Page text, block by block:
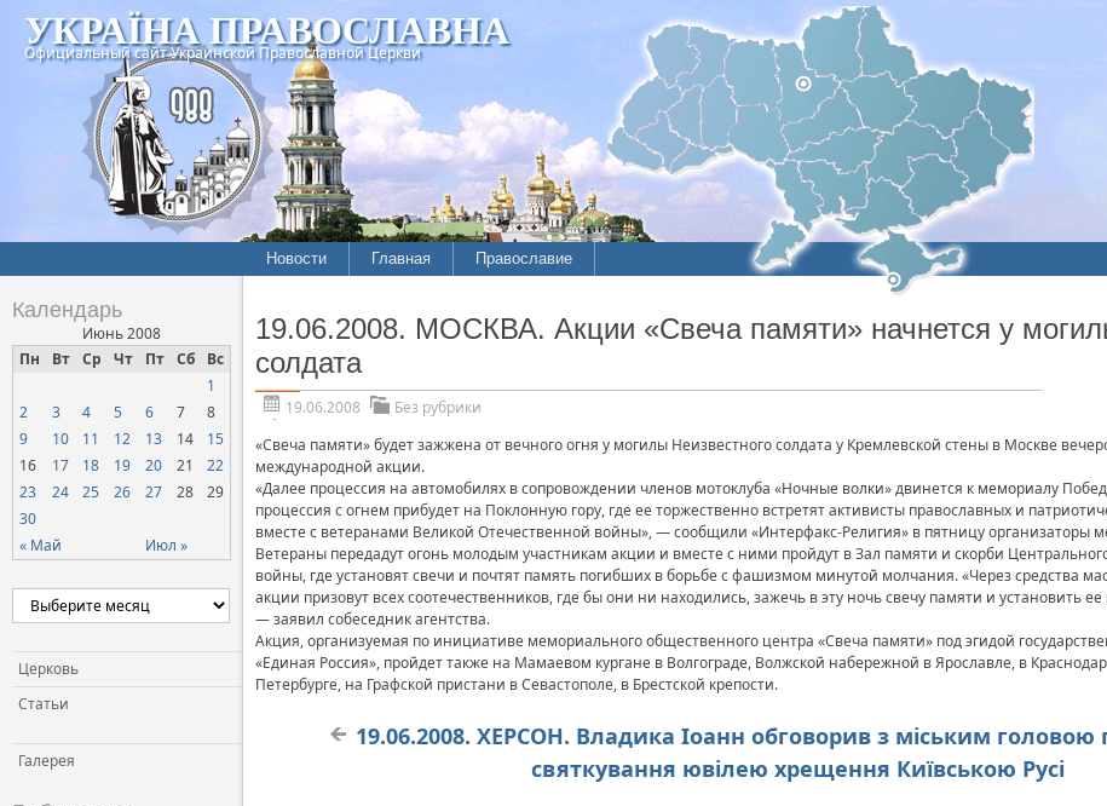
УКРАЇНА ПРАВОСЛАВНА
Официальный сайт Украинской Православной Церкви
Новости Главная Православие
Календарь
Июнь 2008
Пн
Вт Ср Чт Пт Сб Вс
« Май Июл »
1
2
3 4 5 6 7
8
9
10 11 12 13 14
15
16
17 18 19 20 21
22
23
24 25 26 27 28
29
30
Церковь
Статьи
Галерея
19.06.2008. МОСКВА. Акции «Свеча памяти» начнется у
солдата
19.06.2008
Без рубрики
«Свеча памяти» будет зажжена от вечного огня у могилы Неизвестного солдата у Кремлевской стены в Москве
международной акции.
«Далее процессия на автомобилях в сопровождении членов мотоклуба «Ночные волки» двинется к мемориалу
процессия с огнем прибудет на Поклонную гору, где ее торжественно встретят активисты православных и
вместе с ветеранами Великой Отечественной войны», — сообщили «Интерфакс-Религия» в пятницу организаторы
Ветераны передадут огонь молодым участникам акции и вместе с ними пройдут в Зал памяти и скорби
войны, где установят свечи и почтят память погибших в борьбе с фашизмом минутой молчания. «Через средства
акции призовут всех соотечественников, где бы они ни находились, зажечь в эту ночь свечу памяти и установить
— заявил собеседник агентства.
Акция, организуемая по инициативе мемориального общественного центра «Свеча памяти» под эгидой
«Единая Россия», пройдет также на Мамаевом кургане в Волгограде, Волжской набережной в Ярославле, в
Петербурге, на Графской пристани в Севастополе, в Брестской крепости.
19.06.2008. ХЕРСОН. Владика Іоанн обговорив з міським
святкування ювілею хрещення Київською Русі